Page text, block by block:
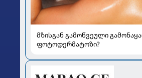
მზისგან გამოწვეული
ფოტოდერმატოზი?